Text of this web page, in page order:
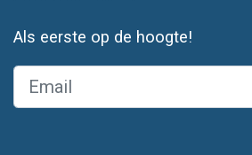
Als eerste op de hoogte!